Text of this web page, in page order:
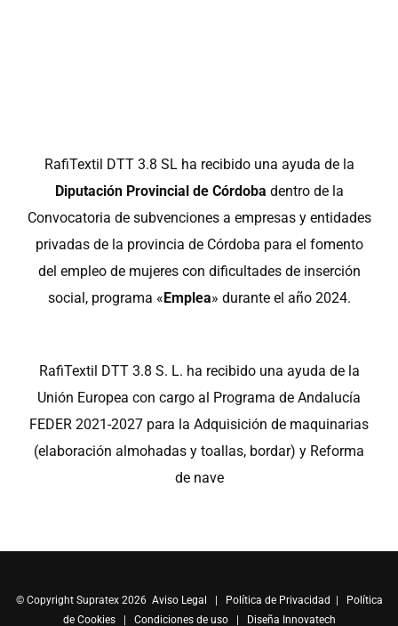
RafiTextil DTT 3.8 SL ha recibido una ayuda de la
Diputación Provincial de Córdoba dentro de la
Convocatoria de subvenciones a empresas y entidades
privadas de la provincia de Córdoba para el fomento
del empleo de mujeres con dificultades de inserción
social, programa « Emplea» durante el año 2024.
RafiTextil DTT 3.8 S. L. ha recibido una ayuda de la
Unión Europea con cargo al Programa de Andalucía
FEDER 2021-2027 para la Adquisición de maquinarias
(elaboración almohadas y toallas, bordar) y Reforma
de nave
© Copyright Supratex 2026 Aviso Legal | Política de Privacidad |
Política
de Cookies| Condiciones de uso| Diseña Innovatech